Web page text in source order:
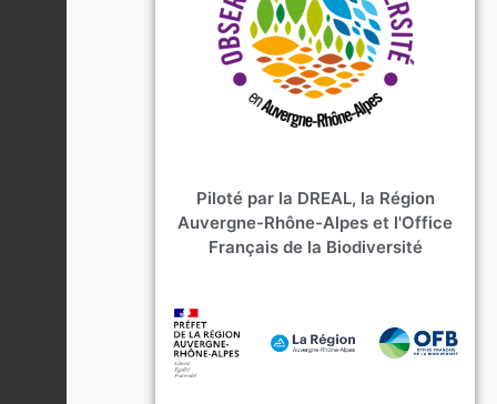
Piloté par la DREAL, la Région
Auvergne-Rhône-Alpes et l'Office
Français de la Biodiversité